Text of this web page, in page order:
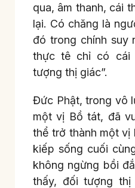
qua, âm thanh, cái
lại. Có chăng là
đó trong chính suy
thực tê chỉ có cái
tượng thị giác”.
Đức Phật, trong vô
một vị Bồ tát, đã
thể trở thành một vị
kiếp sống cuối
không ngừng bồi
thấy, đối tượng thị